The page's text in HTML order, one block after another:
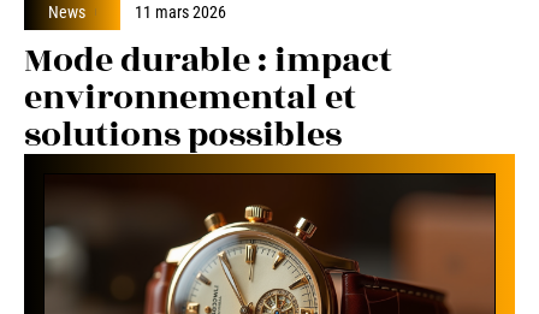
News 11 mars 2026
Mode durable : impact
environnemental et
solutions possibles